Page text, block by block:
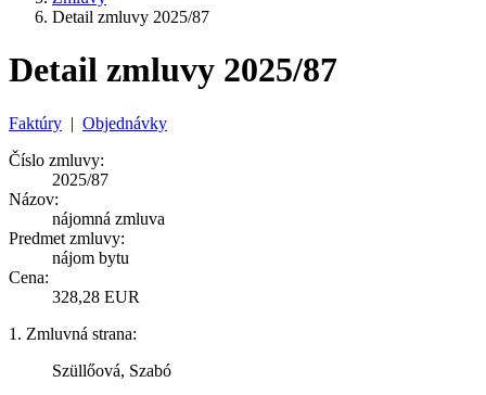
Detail zmluvy 2025/87
Detail zmluvy 2025/87
Faktúry | Objednávky
Číslo zmluvy:
2025/87
Názov:
nájomná zmluva
Predmet zmluvy:
nájom bytu
Cena:
328,28 EUR
1. Zmluvná strana:
Szüllőová, Szabó